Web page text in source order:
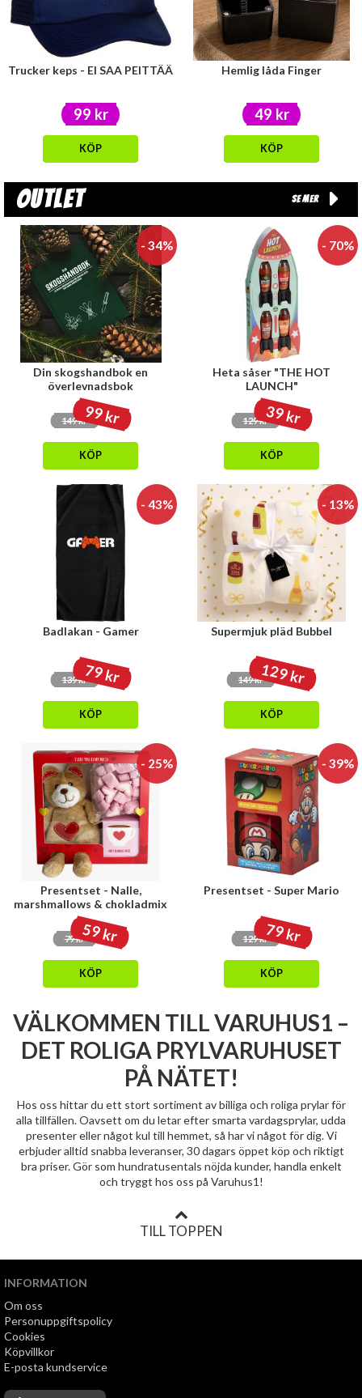
Trucker keps - EI SAA PEITTÄÄ
99 kr
KÖP
Hemlig låda Finger
49 kr
KÖP
Outlet Se mer
- 34%
Din skogshandbok en
överlevnadsbok
149 kr99 kr
KÖP
- 70%
Heta såser "THE HOT
LAUNCH"
129 kr39 kr
KÖP
- 43%
Badlakan - Gamer
139 kr79 kr
KÖP
- 13%
Supermjuk pläd Bubbel
149 kr129 kr
KÖP
- 25%
Presentset - Nalle,
marshmallows & chokladmix
79 kr59 kr
KÖP
- 39%
Presentset - Super Mario
129 kr79 kr
KÖP
VÄLKOMMEN TILL VARUHUS1 –
DET ROLIGA PRYLVARUHUSET
PÅ NÄTET!
Hos oss hittar du ett stort sortiment av billiga och roliga prylar för
alla tillfällen. Oavsett om du letar efter smarta vardagsprylar, udda
presenter eller något kul till hemmet, så har vi något för dig. Vi
erbjuder alltid snabba leveranser, 30 dagars öppet köp och riktigt
bra priser. Gör som hundratusentals nöjda kunder, handla enkelt
och tryggt hos oss på Varuhus1!
TILL TOPPEN
INFORMATION
Om oss
Personuppgiftspolicy
Cookies
Köpvillkor
E-posta kundservice